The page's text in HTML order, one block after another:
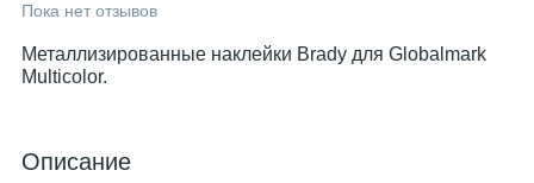
Пока нет отзывов
Металлизированные наклейки Brady для Globalmark
Multicolor.
Описание